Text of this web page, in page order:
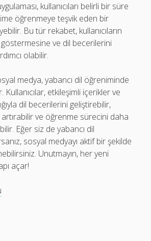
kullanıcıları belirli bir süre
öğrenmeye teşvik eden bir
Bu tür rekabet, kullanıcıların
ve dil becerilerini
olabilir.
medya, yabancı dil öğreniminde
Kullanıcılar, etkileşimli içerikler ve
dil becerilerini geliştirebilir,
artırabilir ve öğrenme sürecini daha
Eğer siz de yabancı dil
sosyal medyayı aktif bir şekilde
Unutmayın, her yeni
açar!